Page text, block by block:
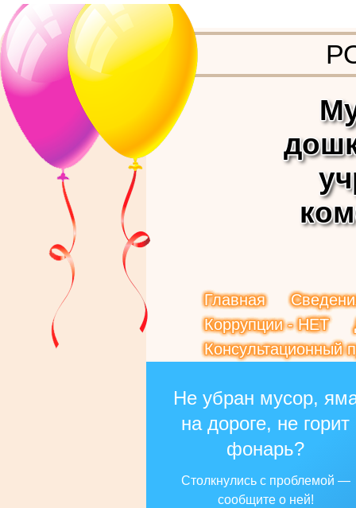
Главная
Коррупции - НЕТ
Консультационный
Не убран мусор,
на дороге, не горит
фонарь?
Столкнулись с проблемой —
сообщите о ней!